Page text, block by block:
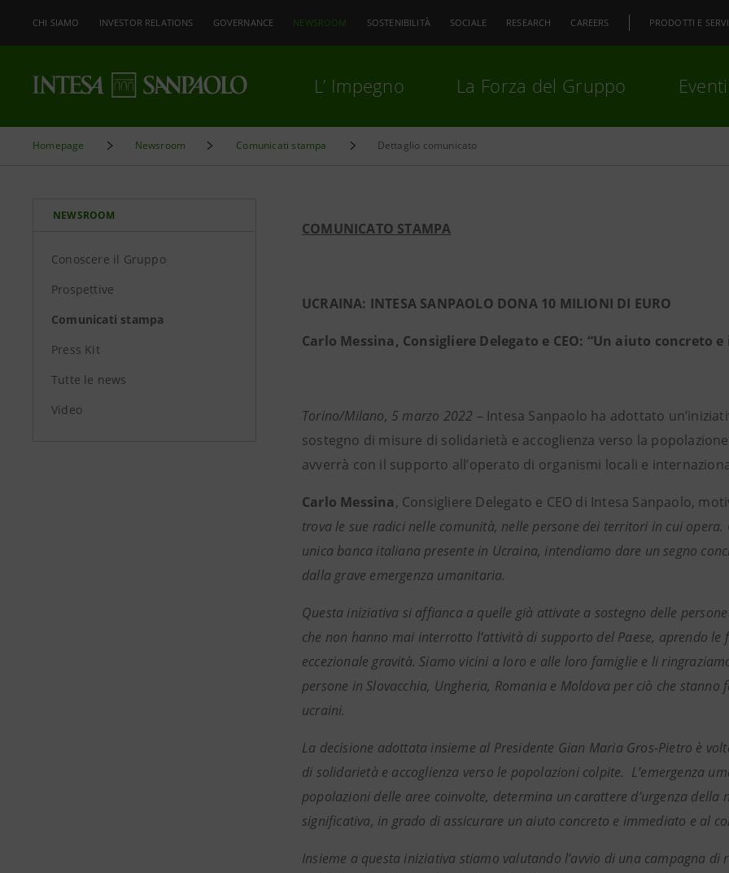
CHI SIAMO INVESTOR RELATIONS GOVERNANCE NEWSROOM SOSTENIBILITÀ SOCIALE RESEARCH CAREERS PRODOTTI E
L’ Impegno La Forza del Gruppo
Homepage Newsroom Comunicati stampa Dettaglio comunicato
NEWSROOM
Conoscere il Gruppo
Prospettive
Comunicati stampa
Press Kit
Tutte le news
Video
COMUNICATO STAMPA
UCRAINA: INTESA SANPAOLO DONA 10 MILIONI DI EURO
Carlo Messina, Consigliere Delegato e CEO: “Un aiuto concreto
Torino/Milano, 5 marzo 2022 – Intesa Sanpaolo ha adottato
sostegno di misure di solidarietà e accoglienza verso la
avverrà con il supporto all’operato di organismi locali e
Carlo Messina, Consigliere Delegato e CEO di Intesa Sanpaolo,
trova le sue radici nelle comunità, nelle persone dei territori in cui
unica banca italiana presente in Ucraina, intendiamo dare un segno
dalla grave emergenza umanitaria.
Questa iniziativa si affianca a quelle già attivate a sostegno delle
che non hanno mai interrotto l’attività di supporto del Paese, aprendo
eccezionale gravità. Siamo vicini a loro e alle loro famiglie e li
persone in Slovacchia, Ungheria, Romania e Moldova per ciò che
ucraini.
La decisione adottata insieme al Presidente Gian Maria Gros-Pietro è
di solidarietà e accoglienza verso le popolazioni colpite. L’emergenza
popolazioni delle aree coinvolte, determina un carattere d’urgenza
significativa, in grado di assicurare un aiuto concreto e immediato e al
Insieme a questa iniziativa stiamo valutando l’avvio di una campagna